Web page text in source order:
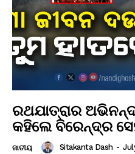
ରଥଯାତ୍ରାର
କହିଲେ ବିରେନ୍ଦ୍ର
ଜାତୀୟ Sitakanta Dash -